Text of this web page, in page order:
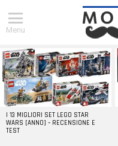
Menu
DERNIERS
ARTICLES
I 13 MIGLIORI SET LEGO STAR
WARS [ANNO] – RECENSIONE E
TEST